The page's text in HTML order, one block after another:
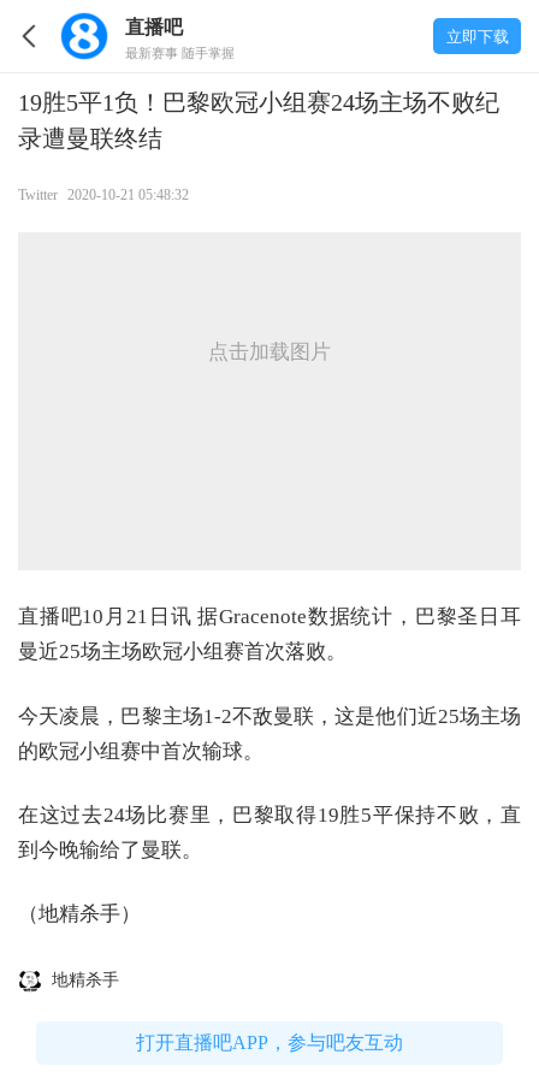
直播吧
最新赛事 随手掌握
立即下载
19胜5平1负！巴黎欧冠小组赛24场主场不败纪
录遭曼联终结
Twitter 2020-10-21 05:48:32
点击加载图片
直播吧10月21日讯 据Gracenote数据统计，巴黎圣日耳
曼近25场主场欧冠小组赛首次落败。
今天凌晨，巴黎主场1-2不敌曼联，这是他们近25场主场
的欧冠小组赛中首次输球。
在这过去24场比赛里，巴黎取得19胜5平保持不败，直
到今晚输给了曼联。
（地精杀手）
地精杀手
打开直播吧APP，参与吧友互动